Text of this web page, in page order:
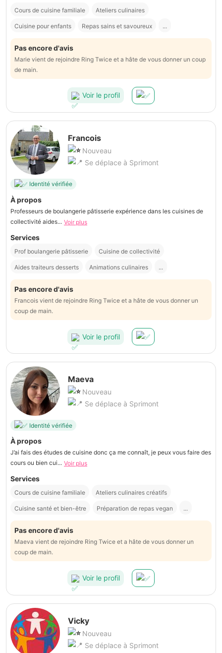
Cours de cuisine familiale Ateliers culinaires
Cuisine pour enfants Repas sains et savoureux ...
Pas encore d'avis
Marie vient de rejoindre Ring Twice et a hâte de vous donner un coup
de main.
Voir le profil
Francois
Nouveau
Se déplace à Sprimont
Identité vérifiée
À propos
Professeurs de boulangerie pâtisserie expérience dans les cuisines de
collectivité aides... Voir plus
Services
Prof boulangerie pâtisserie Cuisine de collectivité
Aides traiteurs desserts Animations culinaires ...
Pas encore d'avis
Francois vient de rejoindre Ring Twice et a hâte de vous donner un
coup de main.
Voir le profil
Maeva
Nouveau
Se déplace à Sprimont
Identité vérifiée
À propos
J’ai fais des études de cuisine donc ça me connaît, je peux vous faire des
cours ou bien cui... Voir plus
Services
Cours de cuisine familiale Ateliers culinaires créatifs
Cuisine santé et bien-être Préparation de repas vegan ...
Pas encore d'avis
Maeva vient de rejoindre Ring Twice et a hâte de vous donner un
coup de main.
Voir le profil
Vicky
Nouveau
Se déplace à Sprimont